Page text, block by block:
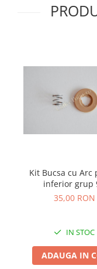
Kit Bucsa cu Arc
inferior grup
35,00 RON
IN STOC
ADAUGA IN